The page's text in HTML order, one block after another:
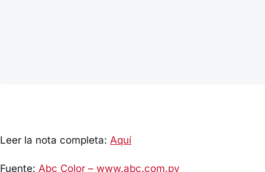
Leer la nota completa: Aquí
Fuente: Abc Color – www.abc.com.py